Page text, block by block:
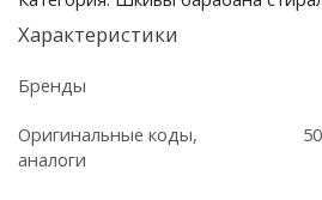
Характеристики
Бренды
Оригинальные коды,
аналоги